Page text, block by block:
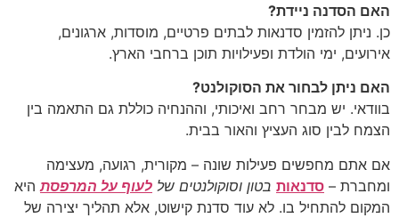
האם הסדנה ניידת?
כן. ניתן להזמין סדנאות לבתים פרטיים, מוסדות, ארגונים,
אירועים, ימי הולדת ופעילויות תוכן ברחבי הארץ.
האם ניתן לבחור את הסוקולנט?
בוודאי. יש מבחר רחב ואיכותי, וההנחיה כוללת גם התאמה בין
הצמח לבין סוג העציץ והאור בבית.
אם אתם מחפשים פעילות שונה – מקורית, רגועה, מעצימה
ומחברת – סדנאות בטון וסוקולנטים של לעוף על המרפסת היא
המקום להתחיל בו. לא עוד סדנת קישוט, אלא תהליך יצירה של